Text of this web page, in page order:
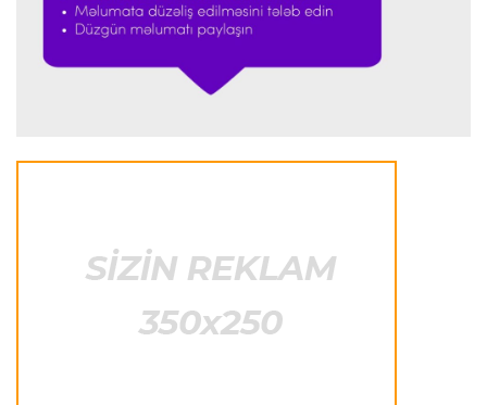
"Antonellinin potensialına heç vaxt şübhə
"Onun istedadı uşaq yaşlarından bəlli idi"